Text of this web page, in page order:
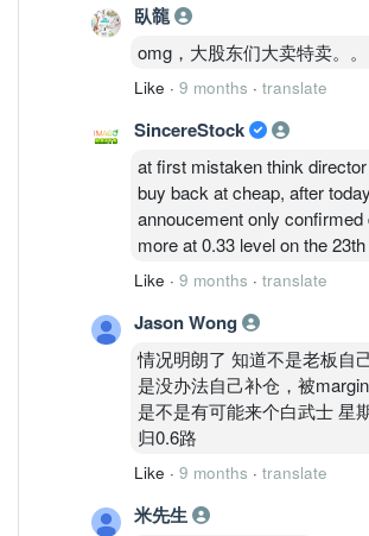
所以公司确实“没有消息”,不能
是因为 director 被 margin call
如果他们这样讲,就等于公开
融资资 料,会违反法规。 from
臥㡣
omg，大股东们大卖特卖。。
Like · 9 months · translate
SincereStock
at first mistaken think
buy back at cheap, after today
annoucement only confirmed
more at 0.33 level on the 23th
Like · 9 months · translate
Jason Wong
情况明朗了 知道不是老板自
是没办法自己补仓，被
是不是有可能来个白武士 星
归0.6路
Like · 9 months · translate
米先生